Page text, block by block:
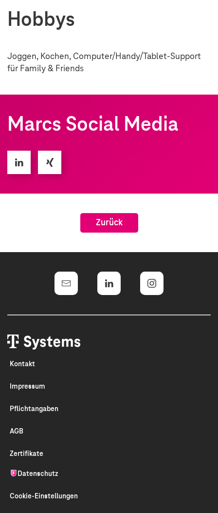
Hobbys
Joggen, Kochen, Computer/Handy/Tablet-Support
für Family & Friends
Marcs Social Media
Zurück
Kontakt
Impressum
Pflichtangaben
AGB
Zertifikate
Datenschutz
Cookie-Einstellungen